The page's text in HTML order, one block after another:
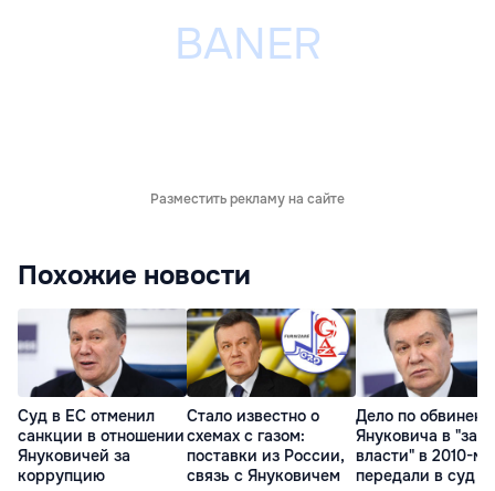
Разместить рекламу на сайте
Похожие новости
Суд в ЕС отменил
санкции в отношении
Януковичей за
коррупцию
Стало известно о
схемах с газом:
поставки из России,
связь с Януковичем
Дело по
Януковича в
власти" в 2010-м
передали в суд